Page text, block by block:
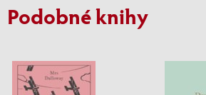
Podobné knihy